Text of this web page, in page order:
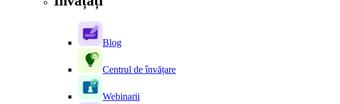
Blog
Centrul de învățare
Webinarii